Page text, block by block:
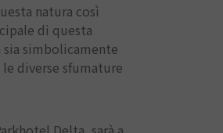
natura così
di questa
simbolicamente
diverse sfumature